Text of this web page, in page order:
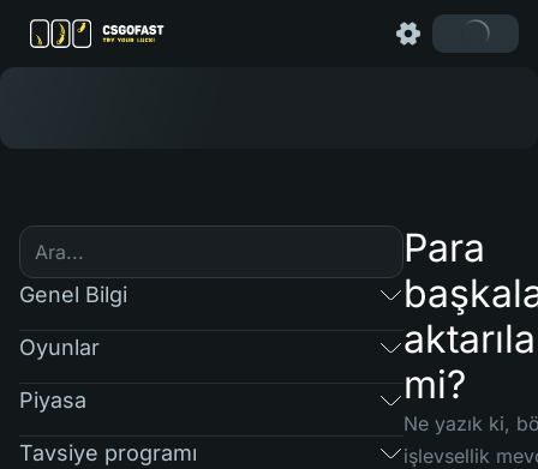
Genel Bilgi
Oyunlar
Piyasa
Tavsiye programı
Para
mi?
Ne yazık ki,
işlevsellik